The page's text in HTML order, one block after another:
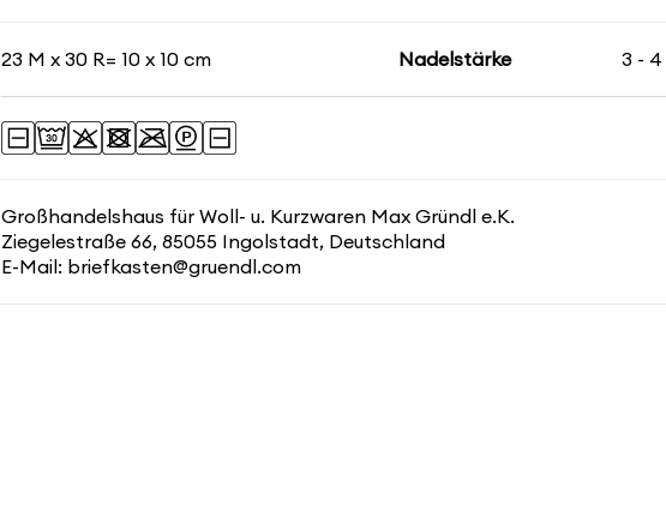
23 M x 30 R= 10 x 10 cm Nadelstärke 3 -
Großhandelshaus für Woll- u. Kurzwaren Max Gründl e.K.
Ziegelestraße 66, 85055 Ingolstadt, Deutschland
E-Mail: briefkasten@gruendl.com